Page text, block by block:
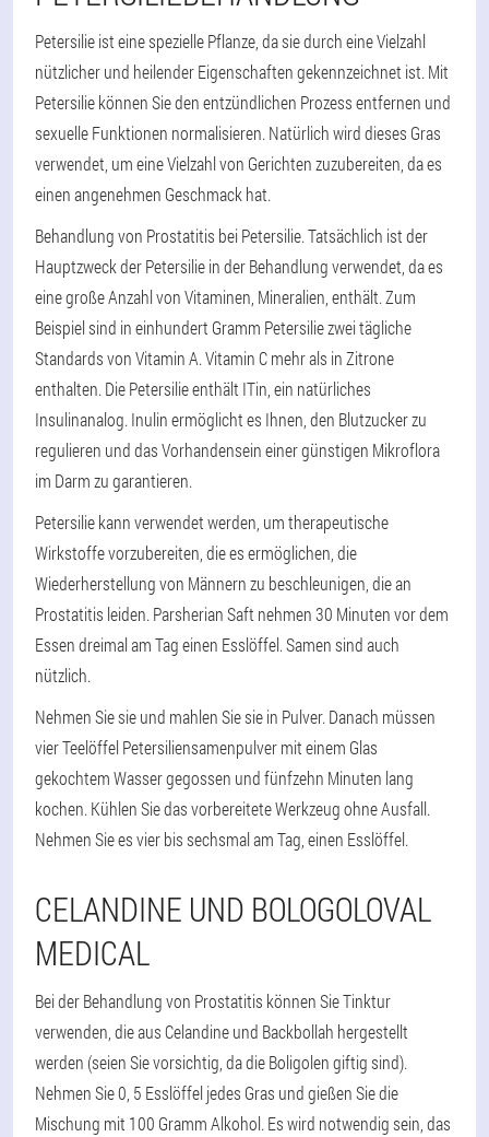
Petersilie ist eine spezielle Pflanze, da sie durch eine Vielzahl
nützlicher und heilender Eigenschaften gekennzeichnet ist. Mit
Petersilie können Sie den entzündlichen Prozess entfernen und
sexuelle Funktionen normalisieren. Natürlich wird dieses Gras
verwendet, um eine Vielzahl von Gerichten zuzubereiten, da es
einen angenehmen Geschmack hat.
Behandlung von Prostatitis bei Petersilie. Tatsächlich ist der
Hauptzweck der Petersilie in der Behandlung verwendet, da es
eine große Anzahl von Vitaminen, Mineralien, enthält. Zum
Beispiel sind in einhundert Gramm Petersilie zwei tägliche
Standards von Vitamin A. Vitamin C mehr als in Zitrone
enthalten. Die Petersilie enthält ITin, ein natürliches
Insulinanalog. Inulin ermöglicht es Ihnen, den Blutzucker zu
regulieren und das Vorhandensein einer günstigen Mikroflora
im Darm zu garantieren.
Petersilie kann verwendet werden, um therapeutische
Wirkstoffe vorzubereiten, die es ermöglichen, die
Wiederherstellung von Männern zu beschleunigen, die an
Prostatitis leiden. Parsherian Saft nehmen 30 Minuten vor dem
Essen dreimal am Tag einen Esslöffel. Samen sind auch
nützlich.
Nehmen Sie sie und mahlen Sie sie in Pulver. Danach müssen
vier Teelöffel Petersiliensamenpulver mit einem Glas
gekochtem Wasser gegossen und fünfzehn Minuten lang
kochen. Kühlen Sie das vorbereitete Werkzeug ohne Ausfall.
Nehmen Sie es vier bis sechsmal am Tag, einen Esslöffel.
CELANDINE UND BOLOGOLOVAL
MEDICAL
Bei der Behandlung von Prostatitis können Sie Tinktur
verwenden, die aus Celandine und Backbollah hergestellt
werden (seien Sie vorsichtig, da die Boligolen giftig sind).
Nehmen Sie 0, 5 Esslöffel jedes Gras und gießen Sie die
Mischung mit 100 Gramm Alkohol. Es wird notwendig sein, das